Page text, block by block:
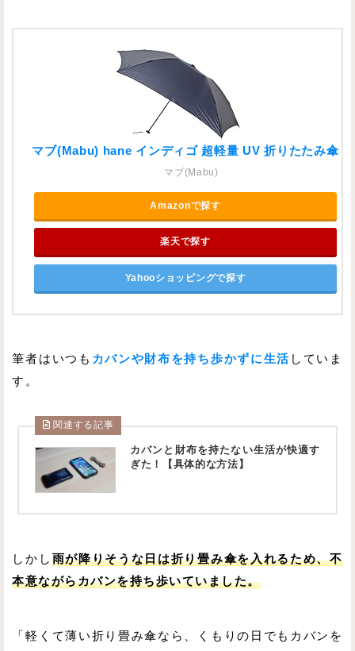
マブ(Mabu) hane インディゴ 超軽量 UV 折りたたみ傘
マブ(Mabu)
Amazonで探す
楽天で探す
Yahooショッピングで探す
筆者はいつも カバンや財布を持ち歩かずに生活 していま
す。
関連する記事
カバンと財布を持たない生活が快適す
ぎた！【具体的な方法】
しかし 雨が降りそうな日は折り畳み傘を入れるため、不
本意ながらカバンを持ち歩いていました。
「軽くて薄い折り畳み傘なら、くもりの日でもカバンを